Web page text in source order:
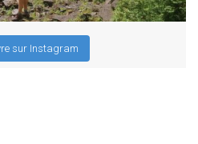
sur Instagram